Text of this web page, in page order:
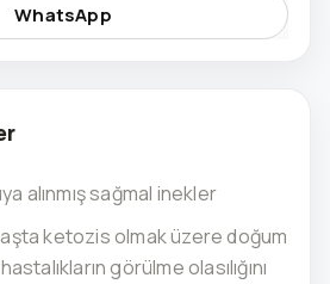
WhatsApp
alınmış sağmal inekler
ketozis olmak üzere doğum
görülme olasılığını